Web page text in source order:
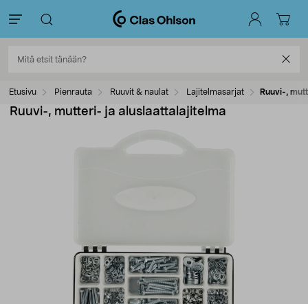
Etusivu Pienrauta Ruuvit & naulat Lajitelmasarjat Ruuvi-,
Ruuvi-, mutteri- ja aluslaattalajitelma